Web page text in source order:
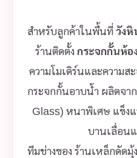
สำหรับลูกค้าในพื้นที่วังหิ
ร้านติดตั้งกระจกกั้นห้อ
ความโมเดิร์นและความ
กระจกกั้นอาบน้ำ ผลิตจา
Glass) หนาพิเศษ แข็ง
บานเลื่อน
ทีมช่างของ ร้านเหล็กดัด